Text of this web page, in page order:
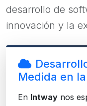
desarrollo de
innovación y la
Medida en
En Intway nos